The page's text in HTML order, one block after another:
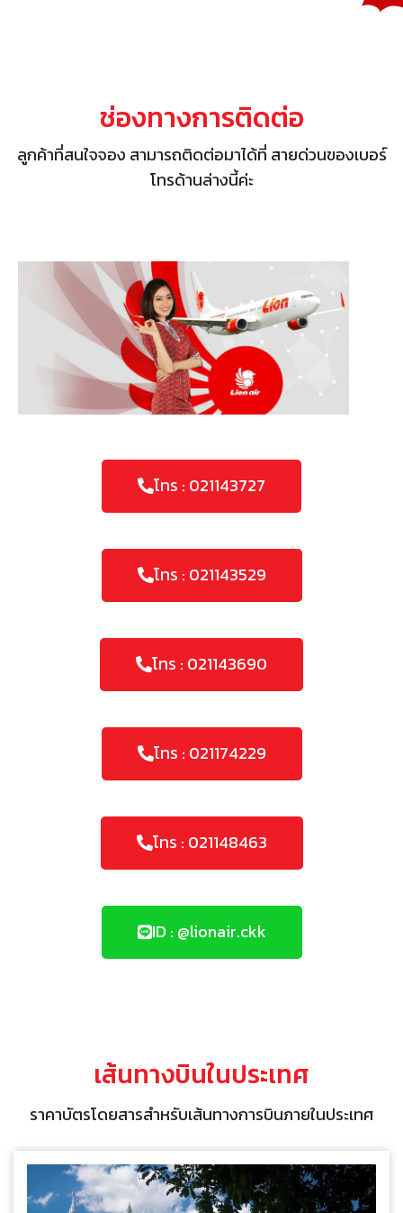
ช่องทางการติดต่อ
ลูกค้าที่สนใจจอง สามารถติดต่อมาได้ที่ สายด่วนของเบอร์
โทรด้านล่างนี้ค่ะ
โทร : 021143727
โทร : 021143529
โทร : 021143690
โทร : 021174229
โทร : 021148463
ID : @lionair.ckk
เส้นทางบินในประเทศ
ราคาบัตรโดยสารสำหรับเส้นทางการบินภายในประเทศ